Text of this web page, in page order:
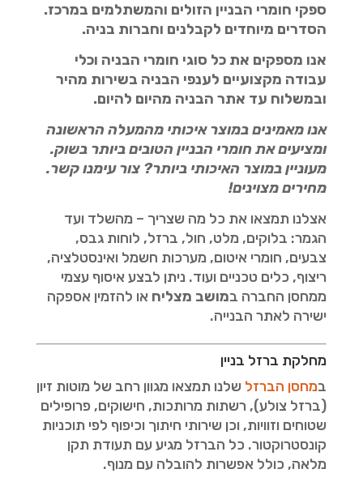
ספקי חומרי הבניין הזולים והמשתלמים במרכז.
הסדרים מיוחדים לקבלנים וחברות בניה.
אנו מספקים את כל סוגי חומרי הבניה וכלי
עבודה מקצועיים לענפי הבניה בשירות מהיר
ובמשלוח עד אתר הבניה מהיום להיום.
אנו מאמינים במוצר איכותי מהמעלה הראשונה
ומציעים את חומרי הבניין הטוביםביותר בשוק.
מעוניין במוצר האיכותי ביותר? צור עימנו קשר.
מחירים מצוינים!
אצלנו תמצאו את כל מה שצריך – מהשלד ועד
הגמר: בלוקים, מלט, חול, ברזל, לוחות גבס,
צבעים, חומרי איטום, מערכות חשמל ואינסטלציה,
ריצוף, כלים טכניים ועוד. ניתן לבצע איסוף עצמי
ממחסן החברה במושב מצליח או להזמין אספקה
ישירה לאתר הבנייה.
מחלקת ברזל בניין
במחסן הברזל שלנו תמצאו מגוון רחב של מוטות זיון
(ברזל צולע), רשתות מרותכות, חישוקים, פרופילים
שטוחים וזוויות, וכן שירותי חיתוך וכיפוף לפי תוכניות
קונסטרוקטור. כל הברזל מגיע עם תעודת תקן
מלאה, כולל אפשרות להובלה עם מנוף.